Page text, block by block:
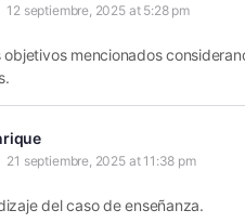
12 septiembre, 2025 at 5:28 pm
objetivos mencionados
21 septiembre, 2025 at 11:38 pm
del caso de enseñanza.